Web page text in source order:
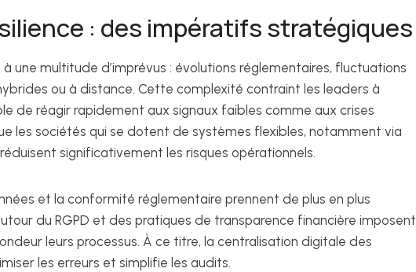
: des impératifs stratégiques
une multitude d’imprévus : évolutions réglementaires, fluctuations
ou à distance. Cette complexité contraint les leaders à
de réagir rapidement aux signaux faibles comme aux crises
les sociétés qui se dotent de systèmes flexibles, notamment via
significativement les risques opérationnels.
et la conformité réglementaire prennent de plus en plus
du RGPD et des pratiques de transparence financière imposent
leurs processus. À ce titre, la centralisation digitale des
les erreurs et simplifie les audits.